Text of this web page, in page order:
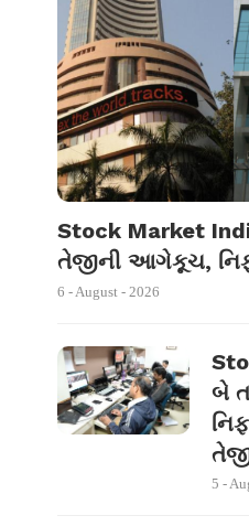
Stock Market
તેજીની આગેકૂચ,
6 - August - 2026
બે
5 -